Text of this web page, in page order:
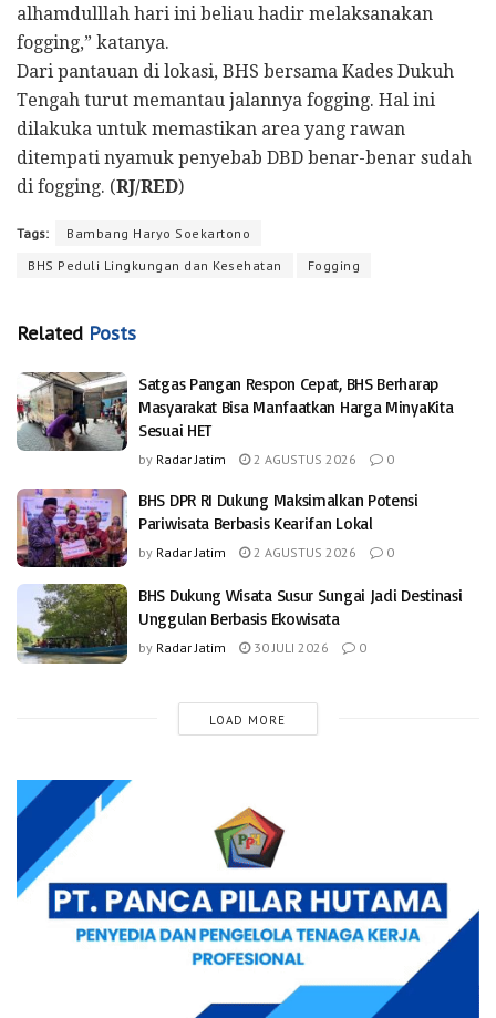
alhamdulllah hari ini beliau hadir melaksanakan
fogging,” katanya.
Dari pantauan di lokasi, BHS bersama Kades Dukuh
Tengah turut memantau jalannya fogging. Hal ini
dilakuka untuk memastikan area yang rawan
ditempati nyamuk penyebab DBD benar-benar sudah
di fogging. (RJ/RED)
Tags:
Bambang Haryo Soekartono
BHS Peduli Lingkungan dan Kesehatan
Fogging
Related Posts
Satgas Pangan Respon Cepat, BHS Berharap
Masyarakat Bisa Manfaatkan Harga MinyaKita
Sesuai HET
by Radar Jatim 2 AGUSTUS 2026 0
BHS DPR RI Dukung Maksimalkan Potensi
Pariwisata Berbasis Kearifan Lokal
by Radar Jatim 2 AGUSTUS 2026 0
BHS Dukung Wisata Susur Sungai Jadi Destinasi
Unggulan Berbasis Ekowisata
by Radar Jatim 30 JULI 2026 0
LOAD MORE